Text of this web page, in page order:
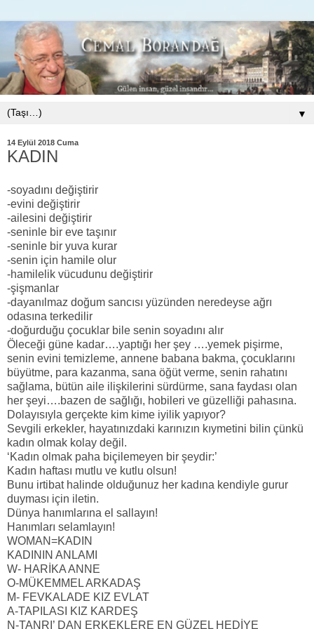
▼
14 Eylül 2018 Cuma
KADIN
-soyadını değiştirir
-evini değiştirir
-ailesini değiştirir
-seninle bir eve taşınır
-seninle bir yuva kurar
-senin için hamile olur
-hamilelik vücudunu değiştirir
-şişmanlar
-dayanılmaz doğum sancısı yüzünden neredeyse ağrı
odasına terkedilir
-doğurduğu çocuklar bile senin soyadını alır
Öleceği güne kadar….yaptığı her şey ….yemek pişirme,
senin evini temizleme, annene babana bakma, çocuklarını
büyütme, para kazanma, sana öğüt verme, senin rahatını
sağlama, bütün aile ilişkilerini sürdürme, sana faydası olan
her şeyi….bazen de sağlığı, hobileri ve güzelliği pahasına.
Dolayısıyla gerçekte kim kime iyilik yapıyor?
Sevgili erkekler, hayatınızdaki karınızın kıymetini bilin çünkü
kadın olmak kolay değil.
‘Kadın olmak paha biçilemeyen bir şeydir:’
Kadın haftası mutlu ve kutlu olsun!
Bunu irtibat halinde olduğunuz her kadına kendiyle gurur
duyması için iletin.
Dünya hanımlarına el sallayın!
Hanımları selamlayın!
WOMAN=KADIN
KADININ ANLAMI
W- HARİKA ANNE
O-MÜKEMMEL ARKADAŞ
M- FEVKALADE KIZ EVLAT
A-TAPILASI KIZ KARDEŞ
N-TANRI’ DAN ERKEKLERE EN GÜZEL HEDİYE